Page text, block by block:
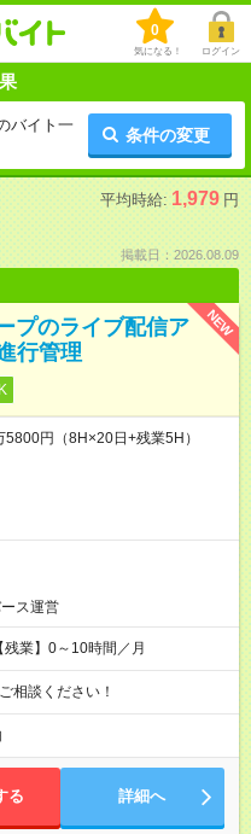
0
気になる！ ログイン
バイト一
条件の変更
平均時給: 1,979 円
掲載日：2026.08.09
NEW
プのライブ配信ア
行管理
円（8H×20日+残業5H）
ス運営
業】0～10時間／月
談ください！
る 詳細へ